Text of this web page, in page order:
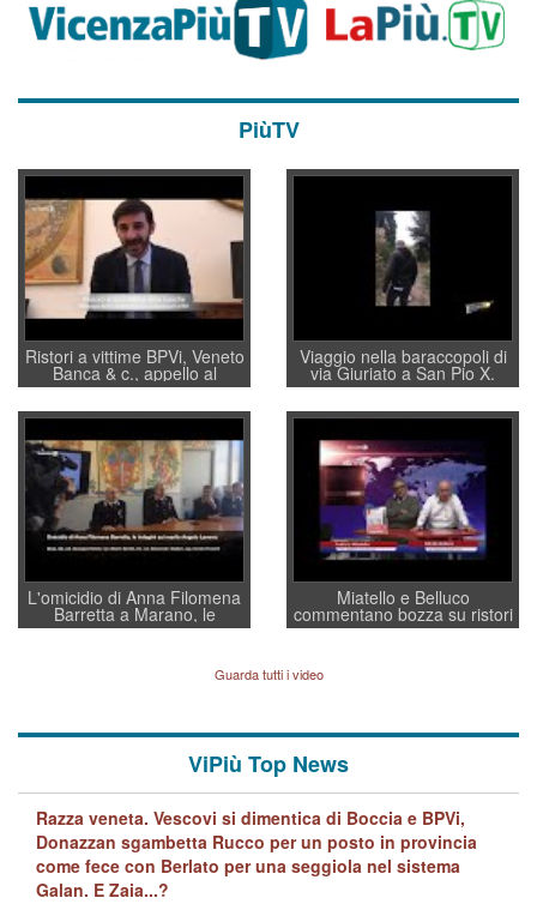
PiùTV
Ristori a vittime BPVi, Veneto
Banca & c., appello al
sottosegretario Alessio
Villarosa: per mettere ordine
convochi con Di Maio CNCU
a supporto della cabina di
regia al Mef
Viaggio nella baraccopoli di
via Giuriato a San Pio X.
Vicenza ai Vicentini: “faremo
un regalo di Natale ai
residenti”
L'omicidio di Anna Filomena
Barretta a Marano, le
indagini dei carabinieri di
Lavarra: più avvincenti di
quelle di... Barbara D'Urso
Miatello e Belluco
commentano bozza su ristori
BPVi e Veneto Banca
Guarda tutti i video
ViPiù Top News
Razza veneta. Vescovi si dimentica di Boccia e BPVi,
Donazzan sgambetta Rucco per un posto in provincia
come fece con Berlato per una seggiola nel sistema
Galan. E Zaia...?